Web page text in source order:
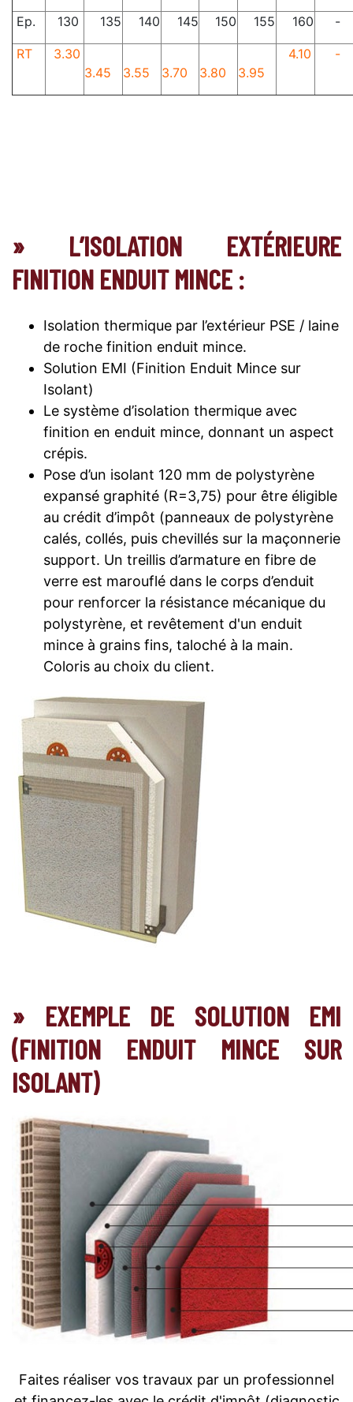
Ep. 130 135 140 145 150 155 160 -
RT
3.30
3.45
3.55 3.70 3.80 3.95
4.10 -
» L’ISOLATION EXTÉRIEURE
FINITION ENDUIT MINCE :
Isolation thermique par l’extérieur PSE / laine
de roche finition enduit mince.
Solution EMI (Finition Enduit Mince sur
Isolant)
Le système d’isolation thermique avec
finition en enduit mince, donnant un aspect
crépis.
Pose d’un isolant 120 mm de polystyrène
expansé graphité (R=3,75) pour être éligible
au crédit d’impôt (panneaux de polystyrène
calés, collés, puis chevillés sur la maçonnerie
support. Un treillis d’armature en fibre de
verre est marouflé dans le corps d’enduit
pour renforcer la résistance mécanique du
polystyrène, et revêtement d'un enduit
mince à grains fins, taloché à la main.
Coloris au choix du client.
» EXEMPLE DE SOLUTION EMI
(FINITION ENDUIT MINCE SUR
ISOLANT)
Faites réaliser vos travaux par un professionnel